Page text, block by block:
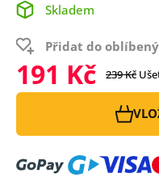
Skladem
Přidat do
191 Kč 239 Kč